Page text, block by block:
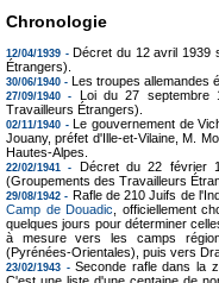
Chronologie
12/04/1939 - Décret du 12 avril 1939
Étrangers).
30/06/1940 - Les troupes allemandes
27/09/1940 -
Loi du 27 septembre
Travailleurs Étrangers).
02/11/1940 - Le gouvernement de
Jouany, préfet d'Ille-et-Vilaine, M.
Hautes-Alpes.
22/02/1941 -
Décret du 22 février
(Groupements des Travailleurs
29/08/1942 - Rafle de 210 Juifs de
Camp de Douadic , officiellement
quelques jours pour déterminer
à mesure vers les camps
(Pyrénées-Orientales), puis vers
23/02/1943 - Seconde rafle dans la
C'est une liste d'une centaine de